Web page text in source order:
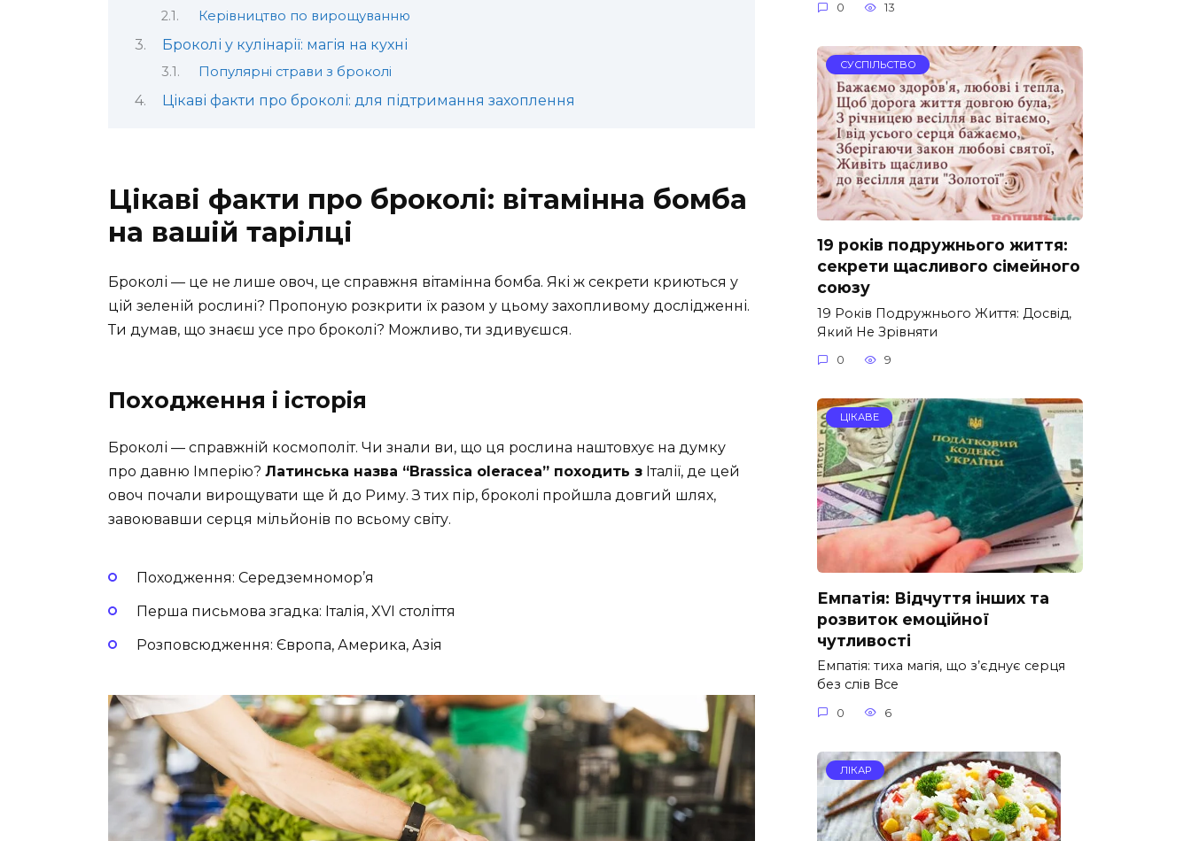
Керівництво по вирощуванню
Броколі у кулінарії: магія на кухні
Популярні страви з броколі
Цікаві факти про броколі: для підтримання захоплення
Цікаві факти про броколі: вітамінна бомба
на вашій тарілці
Броколі — це не лише овоч, це справжня вітамінна бомба. Які ж секрети криються у
цій зеленій рослині? Пропоную розкрити їх разом у цьому захопливому дослідженні.
Ти думав, що знаєш усе про броколі? Можливо, ти здивуєшся.
Походження і історія
Броколі — справжній космополіт. Чи знали ви, що ця рослина наштовхує на думку
про давню Імперію? Латинська назва “Brassica oleracea” походить з Італії, де цей
овоч почали вирощувати ще й до Риму. З тих пір, броколі пройшла довгий шлях,
завоювавши серця мільйонів по всьому світу.
Походження: Середземномор’я
Перша письмова згадка: Італія, XVI століття
Розповсюдження: Європа, Америка, Азія
0 13
СУСПІЛЬСТВО
19 років подружнього життя:
секрети щасливого сімейного
союзу
19 Років Подружнього Життя: Досвід,
Який Не Зрівняти
0 9
ЦІКАВЕ
Емпатія: Відчуття інших та
розвиток емоційної
чутливості
Емпатія: тиха магія, що з’єднує серця
без слів Все
0 6
ЛІКАР